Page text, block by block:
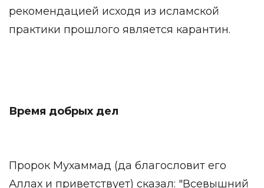
рекомендацией исходя из исламской
практики прошлого является карантин.
Время добрых дел
Пророк Мухаммад (да благословит его
Аллах и приветствует) сказал: "Всевышний